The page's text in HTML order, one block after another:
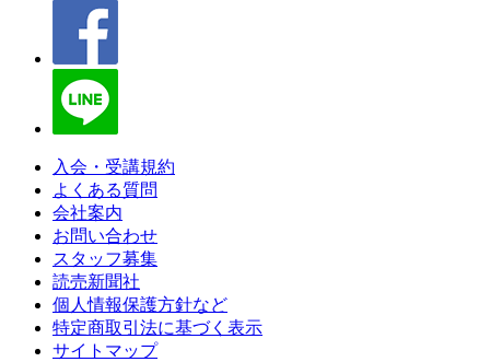
入会・受講規約
よくある質問
会社案内
お問い合わせ
スタッフ募集
読売新聞社
個人情報保護方針など
特定商取引法に基づく表示
サイトマップ